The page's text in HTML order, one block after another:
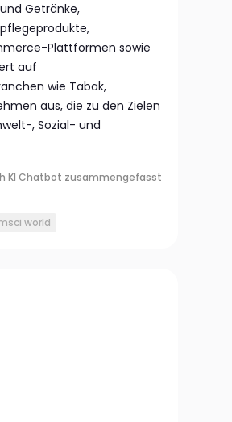
Getränke,
Plattformen sowie
auf
wie Tabak,
aus, die zu den Zielen
, Sozial- und
KI Chatbot zusammengefasst
world